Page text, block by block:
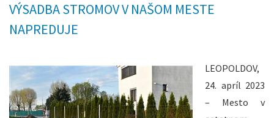
VÝSADBA STROMOV V NAŠOM MESTE
NAPREDUJE
LEOPOLDOV,
24. apríl 2023
– Mesto v